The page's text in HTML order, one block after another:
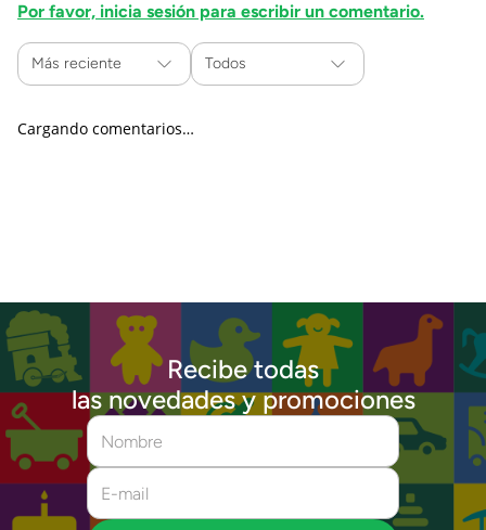
Por favor, inicia sesión para escribir un comentario.
Más reciente Todos
Cargando comentarios…
Recibe todas
las novedades y promociones